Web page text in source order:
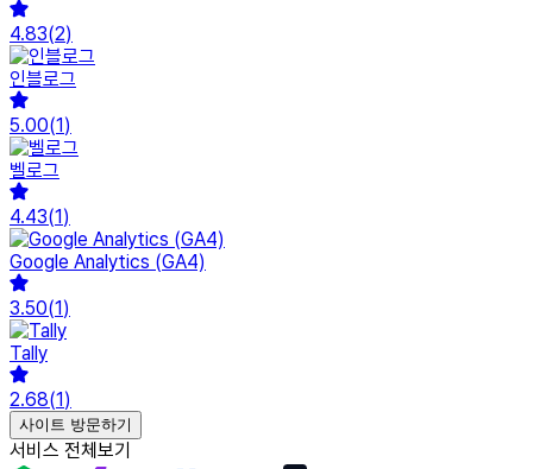
4.83(2)
인블로그
5.00(1)
벨로그
4.43(1)
Google Analytics (GA4)
3.50(1)
Tally
2.68(1)
사이트 방문하기
서비스 전체보기